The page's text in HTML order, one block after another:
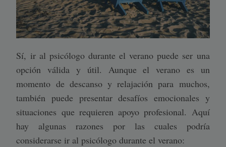
Sí, ir al psicólogo durante el verano puede ser una
opción válida y útil. Aunque el verano es un
momento de descanso y relajación para muchos,
también puede presentar desafíos emocionales y
situaciones que requieren apoyo profesional. Aquí
hay algunas razones por las cuales podría
considerarse ir al psicólogo durante el verano: